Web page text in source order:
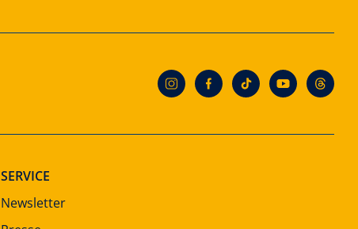
SERVICE
Newsletter